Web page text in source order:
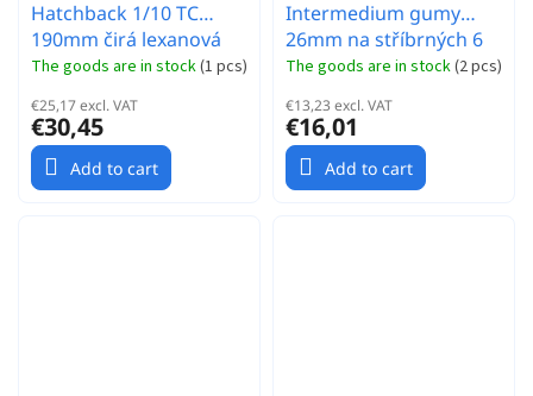
Hatchback 1/10 TC
190mm čirá lexanová
karosserie
The goods are in stock(1 pcs)
€25,17 excl. VAT
€30,45
Add to cart
Intermedium gumy
26mm na stříbrných 6
papr. diskách, 0mm
The goods are in stock(2 pcs)
€13,23 excl. VAT
€16,01
Add to cart